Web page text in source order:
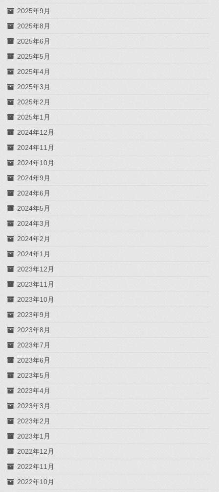
2025年9月
2025年8月
2025年6月
2025年5月
2025年4月
2025年3月
2025年2月
2025年1月
2024年12月
2024年11月
2024年10月
2024年9月
2024年6月
2024年5月
2024年3月
2024年2月
2024年1月
2023年12月
2023年11月
2023年10月
2023年9月
2023年8月
2023年7月
2023年6月
2023年5月
2023年4月
2023年3月
2023年2月
2023年1月
2022年12月
2022年11月
2022年10月